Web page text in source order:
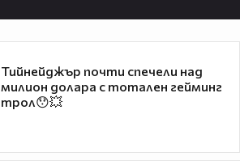
Тийнейджър почти спечели над
милион долара с тотален гейминг
трол😯💥